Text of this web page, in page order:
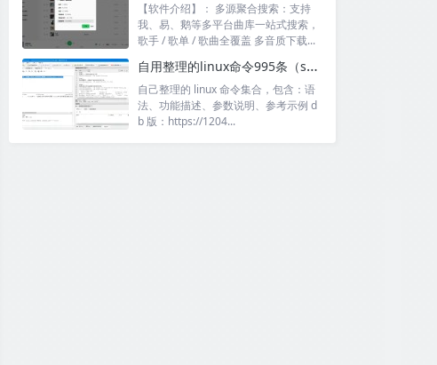
【软件介绍】： 多源聚合搜索：支持
我、易、鹅等多平台曲库一站式搜索，
歌手 / 歌单 / 歌曲全覆盖 多音质下载...
自用整理的linux命令995条（sql+excel）
自己整理的 linux 命令集合，包含：语
法、功能描述、参数说明、参考示例 d
b 版：https://1204...